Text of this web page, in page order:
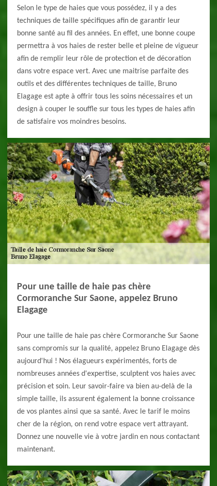
Selon le type de haies que vous possédez, il y a des
techniques de taille spécifiques afin de garantir leur
bonne santé au fil des années. En effet, une bonne coupe
permettra à vos haies de rester belle et pleine de vigueur
afin de remplir leur rôle de protection et de décoration
dans votre espace vert. Avec une maitrise parfaite des
outils et des différentes techniques de taille, Bruno
Elagage est apte à offrir tous les soins nécessaires et un
design à couper le souffle sur tous les types de haies afin
de satisfaire vos moindres besoins.
Pour une taille de haie pas chère
Cormoranche Sur Saone, appelez Bruno
Elagage
Pour une taille de haie pas chère Cormoranche Sur Saone
sans compromis sur la qualité, appelez Bruno Elagage dès
aujourd'hui ! Nos élagueurs expérimentés, forts de
nombreuses années d'expertise, sculptent vos haies avec
précision et soin. Leur savoir-faire va bien au-delà de la
simple taille, ils assurent également la bonne croissance
de vos plantes ainsi que sa santé. Avec le tarif le moins
cher de la région, on rend votre espace vert attrayant.
Donnez une nouvelle vie à votre jardin en nous contactant
maintenant.